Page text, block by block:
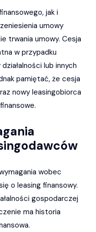
jak i
umowy
trwania umowy. Cesja
w przypadku
lub innych
pamiętać, że cesja
nowy leasingobiorca
wobec
o leasing finansowy.
gospodarczej
ma historia